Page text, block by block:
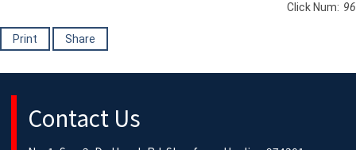
Click Num: 96
Print Share
Contact Us